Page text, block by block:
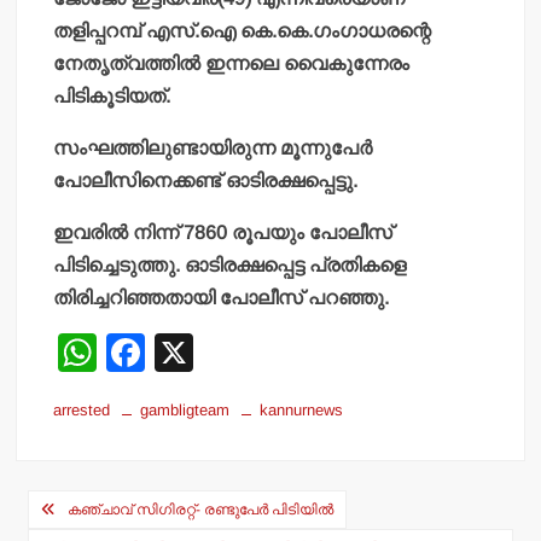
തളിപ്പറമ്പ് എസ്.ഐ കെ.കെ.ഗംഗാധരന്റെ
നേതൃത്വത്തില്‍ ഇന്നലെ വൈകുന്നേരം
പിടികൂടിയത്.
സംഘത്തിലുണ്ടായിരുന്ന മൂന്നുപേര്‍
പോലീസിനെക്കണ്ട് ഓടിരക്ഷപ്പെട്ടു.
ഇവരില്‍ നിന്ന് 7860 രൂപയും പോലീസ്
പിടിച്ചെടുത്തു. ഓടിരക്ഷപ്പെട്ട പ്രതികളെ
തിരിച്ചറിഞ്ഞതായി പോലീസ് പറഞ്ഞു.
W
at
A
F
c
b
arrested gambligteam kannurnews
Postകഞ്ചാവ് സിഗിരറ്റ്- രണ്ടുപേര്‍ പിടിയില്‍